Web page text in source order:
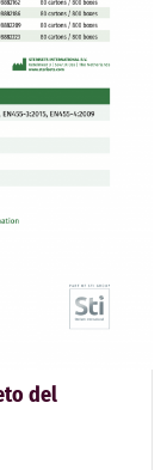
del